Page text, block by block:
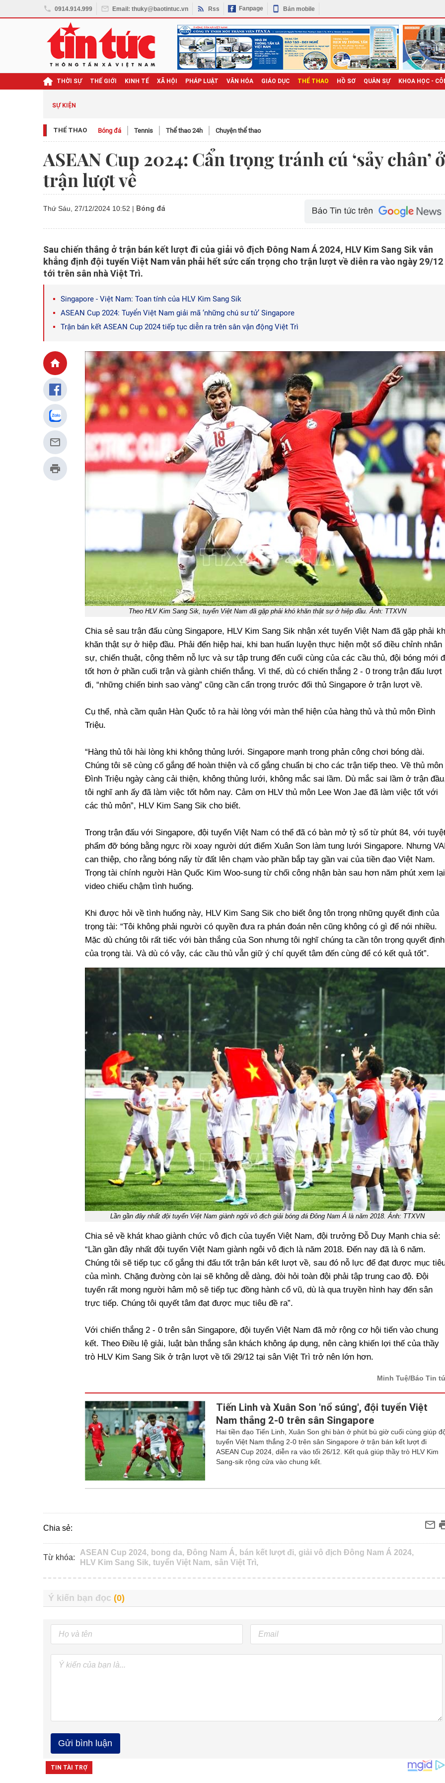
0914.914.999 Email: thuky@baotintuc.vn Rss Fanpage Bản mobile
THỜI SỰ THẾ GIỚI KINH TẾ XÃ HỘI PHÁP LUẬT VĂN HÓA GIÁO DỤC THỂ THAO HỒ SƠ QUÂN SỰ KHOA HỌC -
SỰ KIỆN
THỂ THAO Bóng đá Tennis Thể thao 24h Chuyện thể thao
ASEAN Cup 2024: Cẩn trọng tránh cú ‘sảy chân’ ở
trận lượt về
Thứ Sáu, 27/12/2024 10:52 | Bóng đá
Sau chiến thắng ở trận bán kết lượt đi của giải vô địch Đông Nam Á 2024, HLV Kim Sang Sik vẫn
khẳng định đội tuyển Việt Nam vẫn phải hết sức cẩn trọng cho trận lượt về diễn ra vào ngày 29/12
tới trên sân nhà Việt Trì.
Singapore - Việt Nam: Toan tính của HLV Kim Sang Sik
ASEAN Cup 2024: Tuyển Việt Nam giải mã ‘những chú sư tử’ Singapore
Trận bán kết ASEAN Cup 2024 tiếp tục diễn ra trên sân vận động Việt Trì
Theo HLV Kim Sang Sik, tuyển Việt Nam đã gặp phải khó khăn thật sự ở hiệp đầu. Ảnh: TTXVN
Chia sẻ sau trận đấu cùng Singapore, HLV Kim Sang Sik nhận xét tuyển Việt Nam đã gặp phải
khăn thật sự ở hiệp đầu. Phải đến hiệp hai, khi ban huấn luyện thực hiện một số điều chỉnh nhân
sự, chiến thuật, cộng thêm nỗ lực và sự tập trung đến cuối cùng của các cầu thủ, đội bóng mới
tốt hơn ở phần cuối trận và giành chiến thắng. Vì thế, dù có chiến thắng 2 - 0 trong trận đấu lượt
đi, “những chiến binh sao vàng” cũng cần cẩn trọng trước đối thủ Singapore ở trận lượt về.
Cụ thể, nhà cầm quân Hàn Quốc tỏ ra hài lòng với màn thể hiện của hàng thủ và thủ môn Đình
Triệu.
“Hàng thủ tôi hài lòng khi không thủng lưới. Singapore mạnh trong phản công chơi bóng dài.
Chúng tôi sẽ cùng cố gắng để hoàn thiện và cố gắng chuẩn bị cho các trận tiếp theo. Về thủ môn
Đình Triệu ngày càng cải thiện, không thủng lưới, không mắc sai lầm. Dù mắc sai lầm ở trận
tôi nghĩ anh ấy đã làm việc tốt hôm nay. Cảm ơn HLV thủ môn Lee Won Jae đã làm việc tốt với
các thủ môn”, HLV Kim Sang Sik cho biết.
Trong trận đấu với Singapore, đội tuyển Việt Nam có thể đã có bàn mở tỷ số từ phút 84, với
phẩm đỡ bóng bằng ngực rồi xoay người dứt điểm Xuân Son làm tung lưới Singapore. Nhưng
can thiệp, cho rằng bóng nẩy từ đất lên chạm vào phần bắp tay gần vai của tiền đạo Việt Nam.
Trọng tài chính người Hàn Quốc Kim Woo-sung từ chối công nhận bàn sau hơn năm phút xem lại
video chiếu chậm tình huống.
Khi được hỏi về tình huống này, HLV Kim Sang Sik cho biết ông tôn trọng những quyết định của
trọng tài: “Tôi không phải người có quyền đưa ra phán đoán nên cũng không có gì để nói nhiều.
Mặc dù chúng tôi rất tiếc với bàn thắng của Son nhưng tôi nghĩ chúng ta cần tôn trọng quyết định
của trọng tài. Và dù có vậy, các cầu thủ vẫn giữ ý chí quyết tâm đến cùng để có kết quả tốt”.
Lần gần đây nhất đội tuyển Việt Nam giành ngôi vô địch giải bóng đá Đông Nam Á là năm 2018. Ảnh: TTXVN
Chia sẻ về khát khao giành chức vô địch của tuyển Việt Nam, đội trưởng Đỗ Duy Mạnh chia sẻ:
“Lần gần đây nhất đội tuyển Việt Nam giành ngôi vô địch là năm 2018. Đến nay đã là 6 năm.
Chúng tôi sẽ tiếp tục cố gắng thi đấu tốt trận bán kết lượt về, sau đó nỗ lực để đạt được mục
của mình. Chặng đường còn lại sẽ không dễ dàng, đòi hỏi toàn đội phải tập trung cao độ. Đội
tuyển rất mong người hâm mộ sẽ tiếp tục đồng hành cổ vũ, dù là qua truyền hình hay đến sân
trực tiếp. Chúng tôi quyết tâm đạt được mục tiêu đề ra”.
Với chiến thắng 2 - 0 trên sân Singapore, đội tuyển Việt Nam đã mở rộng cơ hội tiến vào chung
kết. Theo Điều lệ giải, luật bàn thắng sân khách không áp dụng, nên càng khiến lợi thế của thầy
trò HLV Kim Sang Sik ở trận lượt về tối 29/12 tại sân Việt Trì trở nên lớn hơn.
Minh Tuệ/Báo Tin
Tiến Linh và Xuân Son 'nổ súng', đội tuyển Việt
Nam thắng 2-0 trên sân Singapore
Hai tiền đạo Tiến Linh, Xuân Son ghi bàn ở phút bù giờ cuối cùng giúp
tuyển Việt Nam thắng 2-0 trên sân Singapore ở trận bán kết lượt đi
ASEAN Cup 2024, diễn ra vào tối 26/12. Kết quả giúp thầy trò HLV Kim
Sang-sik rộng cửa vào chung kết.
Chia sẻ:
Từ khóa:
ASEAN Cup 2024, bong da, Đông Nam Á, bán kết lượt đi, giải vô địch Đông Nam Á 2024,
HLV Kim Sang Sik, tuyển Việt Nam, sân Việt Trì,